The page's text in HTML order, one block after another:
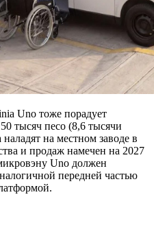
Uno тоже порадует
тысяч песо (8,6 тысячи
на местном заводе в
и продаж намечен на 2027
Uno должен
передней частью